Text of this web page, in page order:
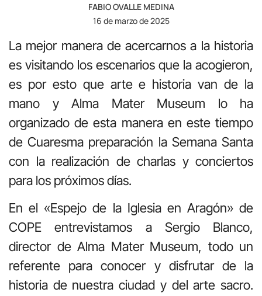
FABIO OVALLE MEDINA
16 de marzo de 2025
La mejor manera de acercarnos a la historia
es visitando los escenarios que la acogieron,
es por esto que arte e historia van de la
mano y Alma Mater Museum lo ha
organizado de esta manera en este tiempo
de Cuaresma preparación la Semana Santa
con la realización de charlas y conciertos
para los próximos días.
En el «Espejo de la Iglesia en Aragón» de
COPE entrevistamos a Sergio Blanco,
director de Alma Mater Museum, todo un
referente para conocer y disfrutar de la
historia de nuestra ciudad y del arte sacro.